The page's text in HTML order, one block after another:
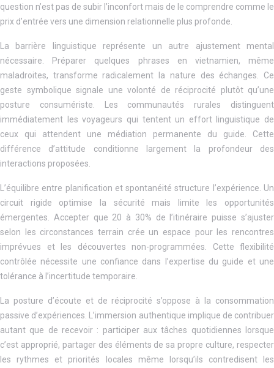
question n’est pas de subir l’inconfort mais de le comprendre comme le
prix d’entrée vers une dimension relationnelle plus profonde.
La barrière linguistique représente un autre ajustement mental
nécessaire. Préparer quelques phrases en vietnamien, même
maladroites, transforme radicalement la nature des échanges. Ce
geste symbolique signale une volonté de réciprocité plutôt qu’une
posture consumériste. Les communautés rurales distinguent
immédiatement les voyageurs qui tentent un effort linguistique de
ceux qui attendent une médiation permanente du guide. Cette
différence d’attitude conditionne largement la profondeur des
interactions proposées.
L’équilibre entre planification et spontanéité structure l’expérience. Un
circuit rigide optimise la sécurité mais limite les opportunités
émergentes. Accepter que 20 à 30% de l’itinéraire puisse s’ajuster
selon les circonstances terrain crée un espace pour les rencontres
imprévues et les découvertes non-programmées. Cette flexibilité
contrôlée nécessite une confiance dans l’expertise du guide et une
tolérance à l’incertitude temporaire.
La posture d’écoute et de réciprocité s’oppose à la consommation
passive d’expériences. L’immersion authentique implique de contribuer
autant que de recevoir : participer aux tâches quotidiennes lorsque
c’est approprié, partager des éléments de sa propre culture, respecter
les rythmes et priorités locales même lorsqu’ils contredisent les